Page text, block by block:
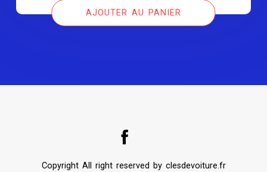
AJOUTER AU PANIER
Copyright All right reserved by clesdevoiture.fr